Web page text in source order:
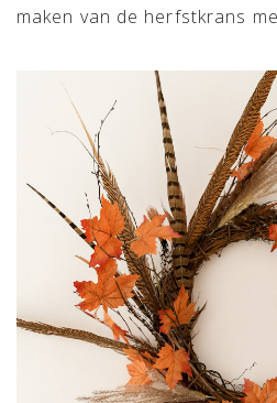
maken van de herfstkrans